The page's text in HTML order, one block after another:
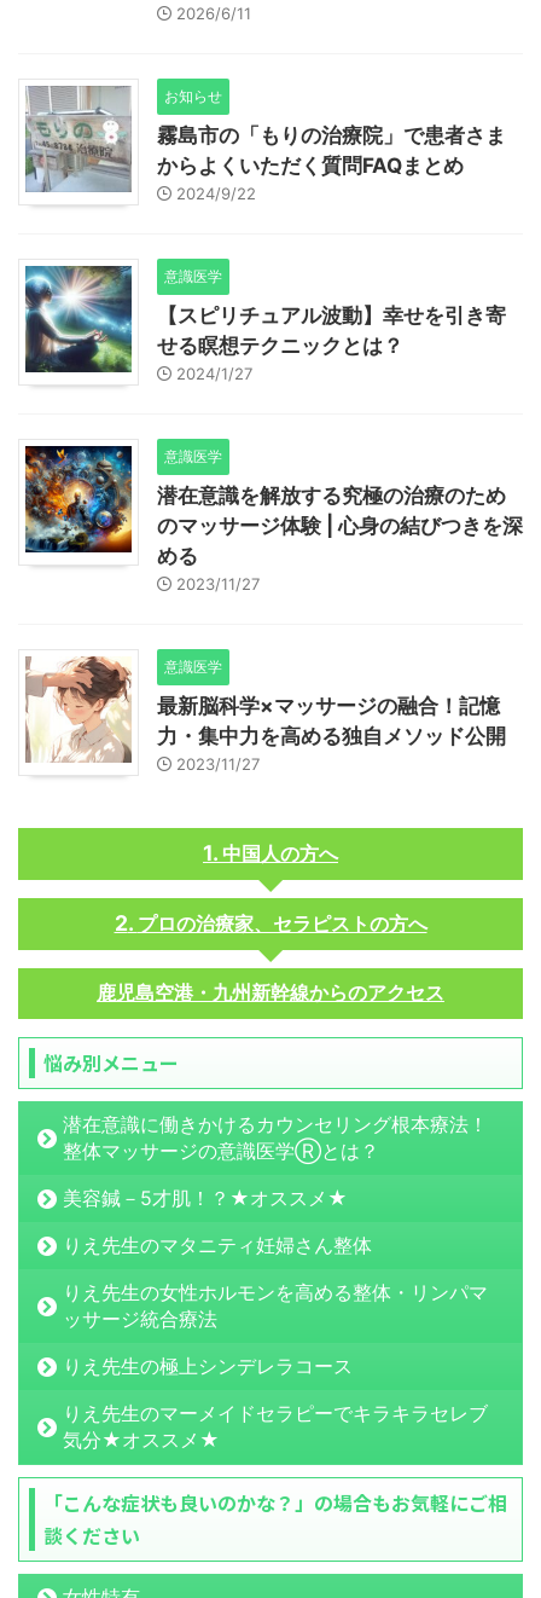
2026/6/11
お知らせ
霧島市の「もりの治療院」で患者さま
からよくいただく質問FAQまとめ
2024/9/22
意識医学
【スピリチュアル波動】幸せを引き寄
せる瞑想テクニックとは？
2024/1/27
意識医学
潜在意識を解放する究極の治療のため
のマッサージ体験 | 心身の結びつきを深
める
2023/11/27
意識医学
最新脳科学×マッサージの融合！記憶
力・集中力を高める独自メソッド公開
2023/11/27
中国人の方へ
プロの治療家、セラピストの方へ
鹿児島空港・九州新幹線からのアクセス
悩み別メニュー
潜在意識に働きかけるカウンセリング根本療法！
整体マッサージの意識医学Ⓡとは？
美容鍼－5才肌！？★オススメ★
りえ先生のマタニティ妊婦さん整体
りえ先生の女性ホルモンを高める整体・リンパマ
ッサージ統合療法
りえ先生の極上シンデレラコース
りえ先生のマーメイドセラピーでキラキラセレブ
気分★オススメ★
「こんな症状も良いのかな？」の場合もお気軽にご相
談ください